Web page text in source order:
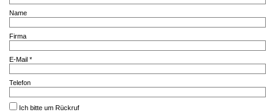
Name
Firma
E-Mail *
Telefon
Ich bitte um Rückruf